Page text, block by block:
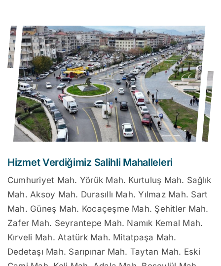
Hizmet Verdiğimiz Salihli Mahalleleri
Cumhuriyet Mah. Yörük Mah. Kurtuluş Mah. Sağlık
Mah. Aksoy Mah. Durasıllı Mah. Yılmaz Mah. Sart
Mah. Güneş Mah. Kocaçeşme Mah. Şehitler Mah.
Zafer Mah. Seyrantepe Mah. Namık Kemal Mah.
Kırveli Mah. Atatürk Mah. Mitatpaşa Mah.
Dedetaşı Mah. Sarıpınar Mah. Taytan Mah. Eski